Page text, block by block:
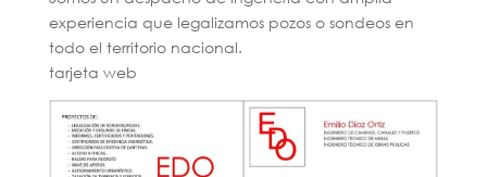
experiencia que legalizamos pozos o sondeos en
todo el territorio nacional.
tarjeta web